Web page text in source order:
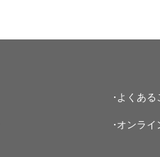
よくある
オンライ